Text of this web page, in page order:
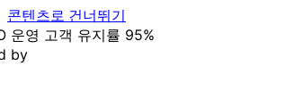
콘텐츠로 건너뛰기
운영 고객 유지률 95%
by